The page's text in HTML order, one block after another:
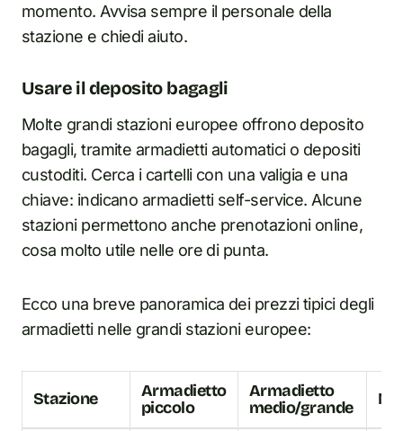
momento. Avvisa sempre il personale della
stazione e chiedi aiuto.
Usare il deposito bagagli
Molte grandi stazioni europee offrono deposito
bagagli, tramite armadietti automatici o depositi
custoditi. Cerca i cartelli con una valigia e una
chiave: indicano armadietti self-service. Alcune
stazioni permettono anche prenotazioni online,
cosa molto utile nelle ore di punta.
Ecco una breve panoramica dei prezzi tipici degli
armadietti nelle grandi stazioni europee:
Stazione
Armadietto
piccolo
Armadietto
medio/grande